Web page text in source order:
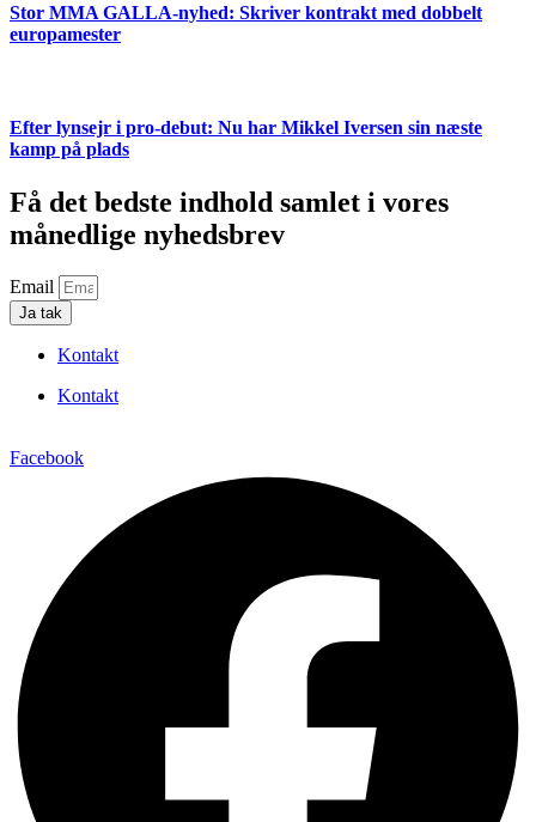
Stor MMA GALLA-nyhed: Skriver kontrakt med dobbelt
europamester
Efter lynsejr i pro-debut: Nu har Mikkel Iversen sin næste
kamp på plads
Få det bedste indhold samlet i vores
månedlige nyhedsbrev
Email
Ja tak
Kontakt
Kontakt
Facebook